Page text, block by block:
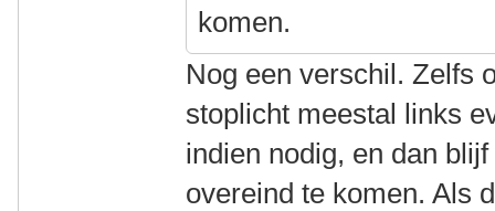
komen.
Nog een verschil. Zelfs
stoplicht meestal links
indien nodig, en dan
overeind te komen. Als